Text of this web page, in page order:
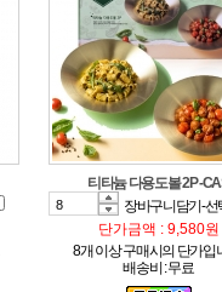
티타늄 다용도볼 2P -
장바구니담기-
단가금액 : 9,580원
8개 이상 구매시의 단가입
배송비 : 무료